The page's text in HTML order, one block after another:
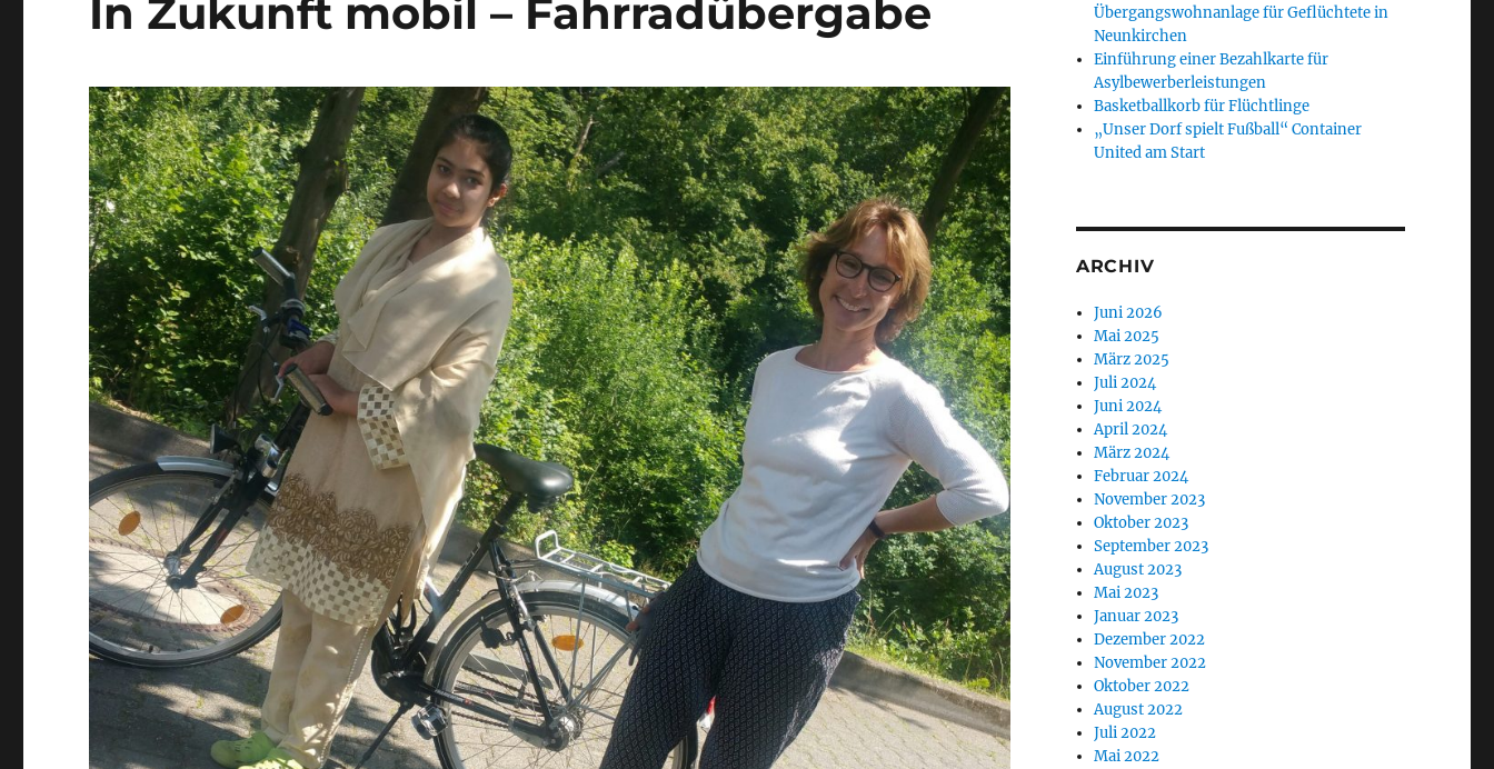
In Zukunft mobil – Fahrradübergabe
Übergangswohnanlage für Geflüchtete in
Neunkirchen
Einführung einer Bezahlkarte für
Asylbewerberleistungen
Basketballkorb für Flüchtlinge
„Unser Dorf spielt Fußball“ Container
United am Start
ARCHIV
Juni 2026
Mai 2025
März 2025
Juli 2024
Juni 2024
April 2024
März 2024
Februar 2024
November 2023
Oktober 2023
September 2023
August 2023
Mai 2023
Januar 2023
Dezember 2022
November 2022
Oktober 2022
August 2022
Juli 2022
Mai 2022